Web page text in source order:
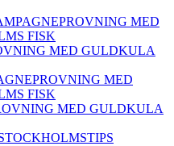
MED
FISK
MED GULDKULA
MED
FISK
MED GULDKULA